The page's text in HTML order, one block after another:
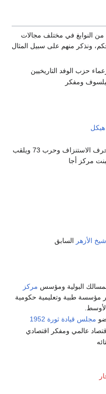
النوابغ في مختلف مجالات
ونذكر منهم على سبيل المثال
الوفد التاريخيين
ومفكر
العراقي محمد عبد المجيد بطل حرف الاستنزاف وحرب 73 ويلقب
أجا
السابق
البولية ومؤسسمركز
طبية وتعليمية حكومية
مجلس قيادة ثورة 1952
عالمي ومفكر اقتصادي